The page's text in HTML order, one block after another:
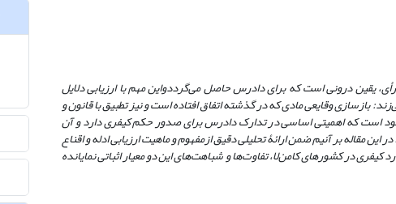
یقین درونی است که برای دادرس حاصل می‌گرددواین مهم با ارزیابی دلایل
بازسازی وقایعی مادی ‌که در گذشته اتفاق افتاده‌ است و نیز تطبیق با قانون و
است که اهمیتی اساسی در تدارک دادرس برای صدور حکم کیفری دارد و آن
این مقاله بر آنیم ضمن ارائۀ تحلیلی دقیق ازمفهوم و ماهیت ارزیابی ادله و اقناع
کیفری در کشورهای کامن‌لا، تفاوت‌ها و شباهت‌های این دو معیار اثباتی نمایانده